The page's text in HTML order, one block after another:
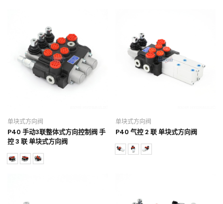
单块式方向阀
P40 手动3联整体式方向控制阀 手
控 3 联 单块式方向阀
单块式方向阀
P40 气控 2 联 单块式方向阀